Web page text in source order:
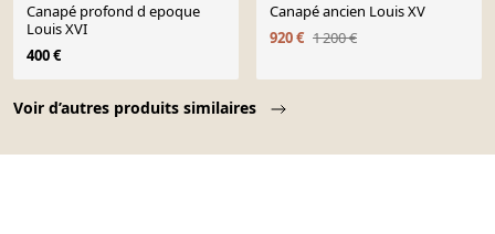
Voir d’autres produits similaires
Canapé profond d epoque
Louis XVI
400 €
Canapé ancien Louis XV
920 € 1 200 €